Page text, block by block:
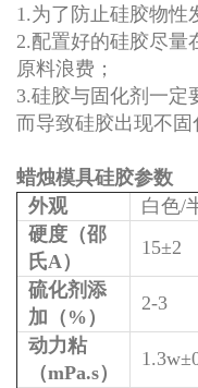
1.为了防止硅胶物性
2.配置好的硅胶尽量
原料浪费；
3.硅胶与固化剂一定
而导致硅胶出现不固
蜡烛模具硅胶参数
外观
白色/
硬度（邵
氏A）
15±2
硫化剂添
加（%）
2-3
动力粘
（mPa.s）